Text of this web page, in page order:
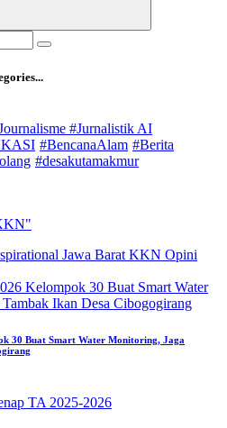
#Jurnalistik AI
#BencanaAlam #Berita
#desakutamakmur
Jawa Barat KKN Opini
30 Buat Smart Water Monitoring, Jaga
TA 2025-2026